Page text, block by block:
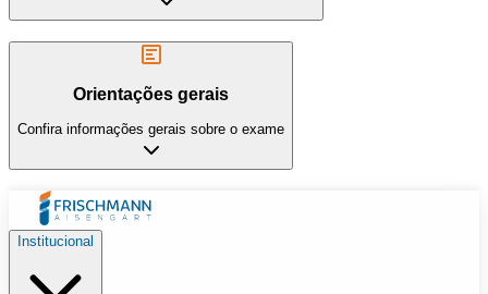
Orientações gerais
Confira informações gerais sobre o exame
Institucional